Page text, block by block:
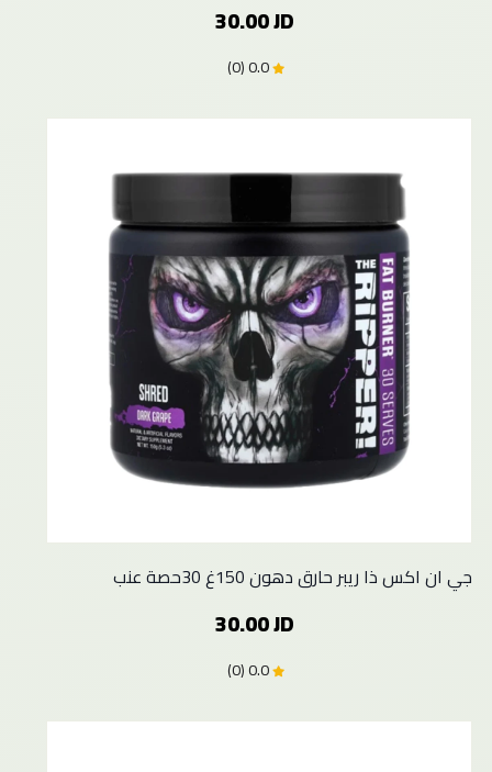
30.00 JD
جي ان اكس ذا ريبر حارق دهون 150غ 30حصة عنب
30.00 JD